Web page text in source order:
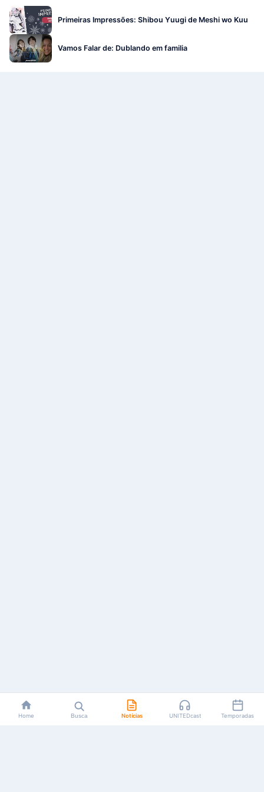
Primeiras Impressões: Shibou Yuugi de Meshi wo Kuu
Vamos Falar de: Dublando em familia
Home Busca Notícias UNITEDcast Temporadas